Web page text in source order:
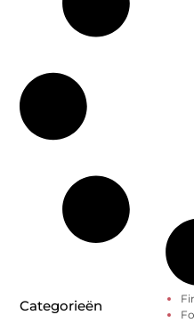
Categorieën